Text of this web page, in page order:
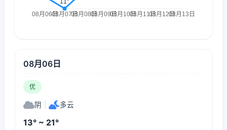
08月06日
优
阴 多云
13° ~ 21°